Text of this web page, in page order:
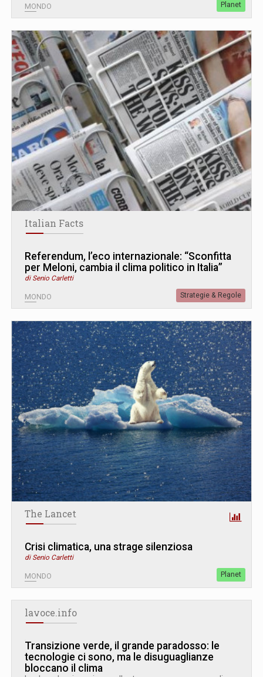
MONDO Planet
Italian Facts
Referendum, l’eco internazionale: “Sconfitta
per Meloni, cambia il clima politico in Italia”
di Senio Carletti
MONDO Strategie & Regole
The Lancet
Crisi climatica, una strage silenziosa
di Senio Carletti
MONDO Planet
lavoce.info
Transizione verde, il grande paradosso: le
tecnologie ci sono, ma le disuguaglianze
bloccano il clima